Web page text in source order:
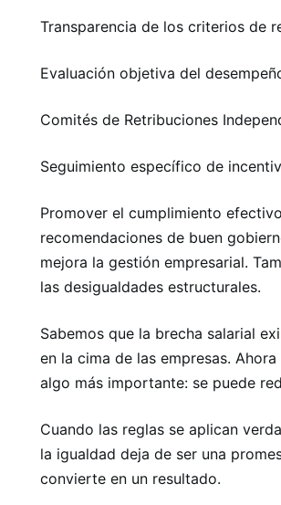
Transparencia de los criterios de
Evaluación objetiva del
Comités de Retribuciones
Seguimiento específico de
Promover el cumplimiento
recomendaciones de buen
mejora la gestión empresarial.
las desigualdades estructurales.
Sabemos que la brecha salarial
en la cima de las empresas. Ahora
algo más importante: se puede
Cuando las reglas se aplican
la igualdad deja de ser una
convierte en un resultado.